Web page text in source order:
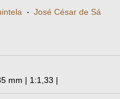
· José César de Sá
mm | 1:1,33 |